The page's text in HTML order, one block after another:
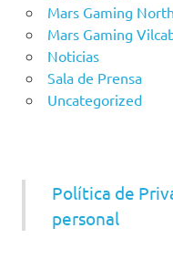
Mars Gaming
Mars Gaming
Noticias
Sala de Prensa
Uncategorized
Política de
personal